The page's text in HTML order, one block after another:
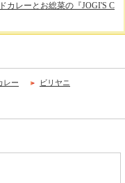
カレーとお総菜の『JOGI'S C
レー ビリヤニ